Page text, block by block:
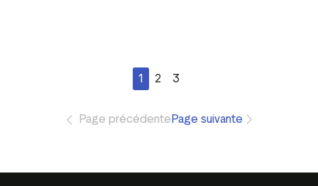
1 2 3
Page précédentePage suivante